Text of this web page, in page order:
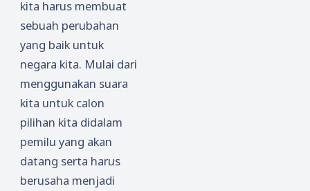
kita harus membuat
sebuah perubahan
yang baik untuk
negara kita. Mulai dari
menggunakan suara
kita untuk calon
pilihan kita didalam
pemilu yang akan
datang serta harus
berusaha menjadi